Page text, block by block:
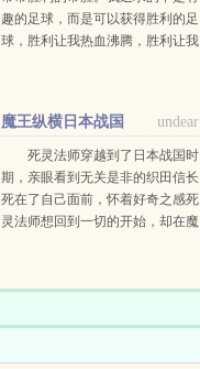
趣的足球，而是可以获得胜利的足
球，胜利让我热血沸腾，胜利让我
undear
魔王纵横日本战国
死灵法师穿越到了日本战国时
期，亲眼看到无关是非的织田信长
死在了自己面前，怀着好奇之感死
灵法师想回到一切的开始，却在魔
吉郎的小姑娘出现在了他的面前...